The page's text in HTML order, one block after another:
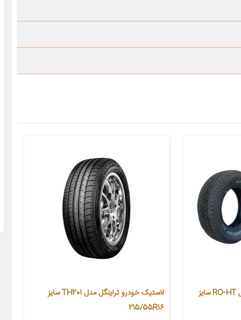
لاستیک خودرو جی پلنت مدل RO-HT سایز
لاستیک خودرو تراینگل مدل TH201 سایز
215/55R16